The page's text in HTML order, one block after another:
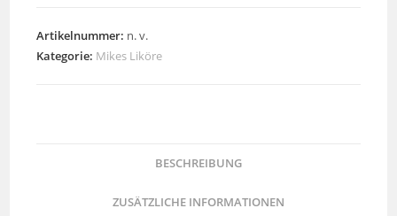
Artikelnummer: n. v.
Kategorie: Mikes Liköre
BESCHREIBUNG
ZUSÄTZLICHE INFORMATIONEN